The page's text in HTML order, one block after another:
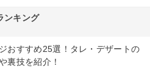
ンキング
おすすめ25選！タレ・デザートの
裏技を紹介！